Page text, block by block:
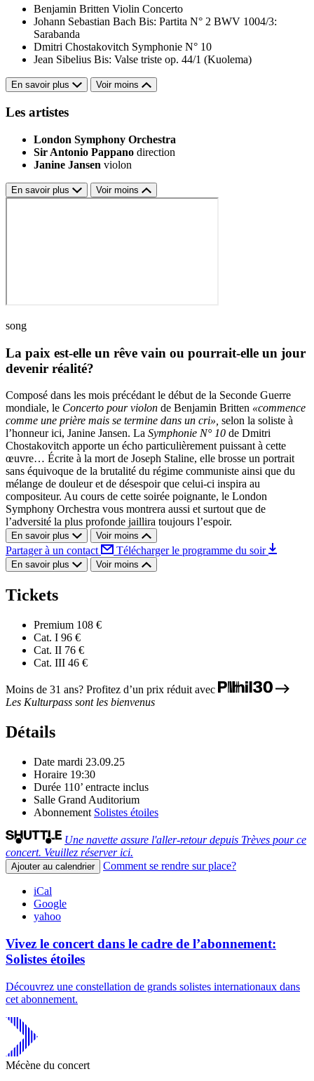
Benjamin Britten Violin Concerto
Johann Sebastian Bach Bis: Partita N° 2 BWV 1004/3:
Sarabanda
Dmitri Chostakovitch Symphonie N° 10
Jean Sibelius Bis: Valse triste op. 44/1 (Kuolema)
En savoir plus Voir moins
Les artistes
London Symphony Orchestra
Sir Antonio Pappano direction
Janine Jansen violon
En savoir plus Voir moins
song
La paix est-elle un rêve vain ou pourrait-elle un jour
devenir réalité?
Composé dans les mois précédant le début de la Seconde Guerre
mondiale, le Concerto pour violon de Benjamin Britten «commence
comme une prière mais se termine dans un cri», selon la soliste à
l’honneur ici, Janine Jansen. La Symphonie N° 10 de Dmitri
Chostakovitch apporte un écho particulièrement puissant à cette
œuvre… Écrite à la mort de Joseph Staline, elle brosse un portrait
sans équivoque de la brutalité du régime communiste ainsi que du
mélange de douleur et de désespoir que celui-ci inspira au
compositeur. Au cours de cette soirée poignante, le London
Symphony Orchestra vous montrera aussi et surtout que de
l’adversité la plus profonde jaillira toujours l’espoir.
En savoir plus Voir moins
Partager à un contact Télécharger le programme du soir
En savoir plus Voir moins
Tickets
Premium 108 €
Cat. I 96 €
Cat. II 76 €
Cat. III 46 €
Moins de 31 ans? Profitez d’un prix réduit avec
Les Kulturpass sont les bienvenus
Détails
Date mardi 23.09.25
Horaire 19:30
Durée 110’ entracte inclus
Salle Grand Auditorium
Abonnement Solistes étoiles
Une navette assure l'aller-retour depuis Trèves pour ce
concert. Veuillez réserver ici.
Ajouter au calendrier Comment se rendre sur place?
iCal
Google
yahoo
Vivez le concert dans le cadre de l’abonnement:
Solistes étoiles
Découvrez une constellation de grands solistes internationaux dans
cet abonnement.
Mécène du concert